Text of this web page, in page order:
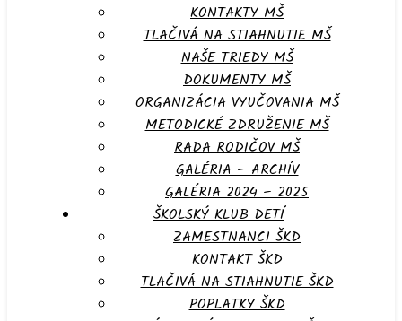
KONTAKTY MŠ
TLAČIVÁ NA STIAHNUTIE MŠ
NAŠE TRIEDY MŠ
DOKUMENTY MŠ
ORGANIZÁCIA VYUČOVANIA MŠ
METODICKÉ ZDRUŽENIE MŠ
RADA RODIČOV MŠ
GALÉRIA – ARCHÍV
GALÉRIA 2024 – 2025
ŠKOLSKÝ KLUB DETÍ
ZAMESTNANCI ŠKD
KONTAKT ŠKD
TLAČIVÁ NA STIAHNUTIE ŠKD
POPLATKY ŠKD